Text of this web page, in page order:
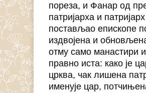
пореза, и Фанар од
патријарха и
постављао епископе
издвојена и
отму само манастири
правно иста: како је
црква, чак лишена
именује цар,